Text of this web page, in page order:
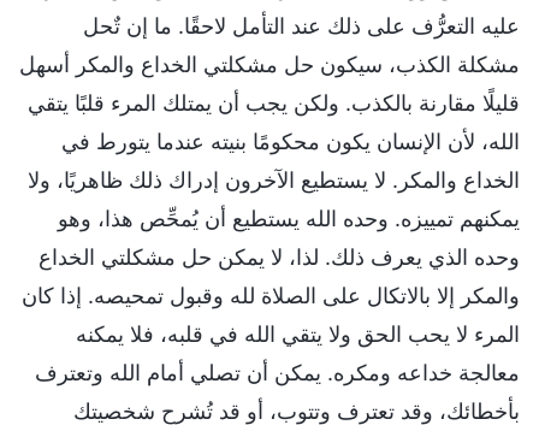
عليه التعرُّف على ذلك عند التأمل لاحقًا. ما إن تٌحل
مشكلة الكذب، سيكون حل مشكلتي الخداع والمكر أسهل
قليلًا مقارنة بالكذب. ولكن يجب أن يمتلك المرء قلبًا يتقي
الله، لأن الإنسان يكون محكومًا بنيته عندما يتورط في
الخداع والمكر. لا يستطيع الآخرون إدراك ذلك ظاهريًا، ولا
يمكنهم تمييزه. وحده الله يستطيع أن يُمحِّص هذا، وهو
وحده الذي يعرف ذلك. لذا، لا يمكن حل مشكلتي الخداع
والمكر إلا بالاتكال على الصلاة لله وقبول تمحيصه. إذا كان
المرء لا يحب الحق ولا يتقي الله في قلبه، فلا يمكنه
معالجة خداعه ومكره. يمكن أن تصلي أمام الله وتعترف
بأخطائك، وقد تعترف وتتوب، أو قد تُشرح شخصيتك